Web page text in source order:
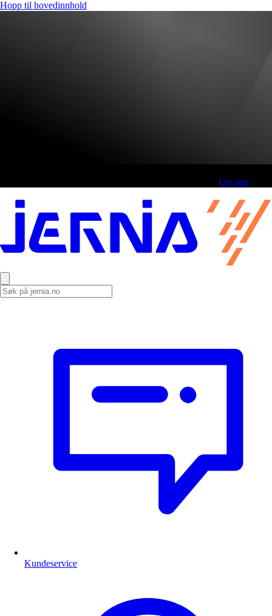
Hopp til hovedinnhold
Les mer
Kundeservice